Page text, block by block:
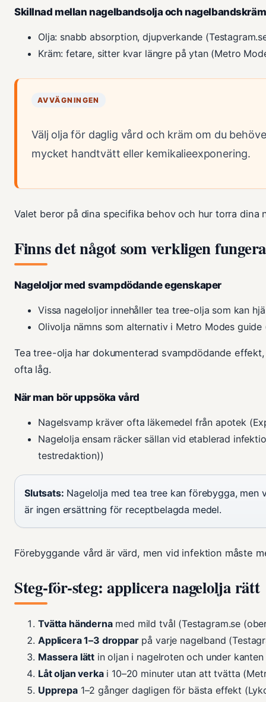
Skillnad mellan nagelbandsolja och nagelbandskräm
Olja: snabb absorption, djupverkande
Kräm: fetare, sitter kvar längre på ytan (Metro
AVVÄGNINGEN
Välj olja för daglig vård och kräm om du
mycket handtvätt eller kemikalieexponering.
Valet beror på dina specifika behov och hur torra dina
Finns det något som verkligen
Nageloljor med svampdödande egenskaper
Vissa nageloljor innehåller tea tree-olja som kan
Olivolja nämns som alternativ i Metro Modes
Tea tree-olja har dokumenterad svampdödande
ofta låg.
När man bör uppsöka vård
Nagelsvamp kräver ofta läkemedel från apotek
Nagelolja ensam räcker sällan vid etablerad
testredaktion))
Slutsats: Nagelolja med tea tree kan förebygga, men
är ingen ersättning för receptbelagda medel.
Förebyggande vård är värd, men vid infektion måste
Steg-för-steg: applicera nagelolja rätt
Tvätta händernamed mild tvål (Testagram.se
Applicera 1–3 dropparpå varje nagelband
Massera lätt in oljan i nagelroten och under
Låt oljan verkai 10–20 minuter utan att tvätta
Upprepa1–2 gånger dagligen för bästa effekt